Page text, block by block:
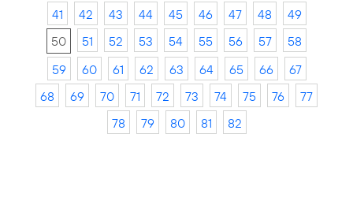
41
42 43 44 45 46 47 48
49
50
51 52 53 54 55 56 57
58
59
60 61 62 63 64 65 66
67
68
69 70 71 72 73 74 75 76
77
78
79 80 81 82